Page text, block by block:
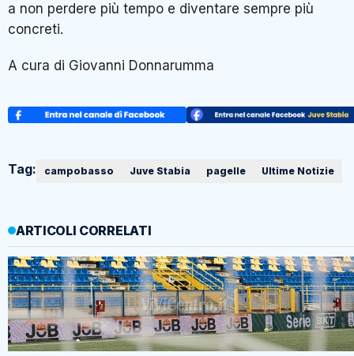
a non perdere più tempo e diventare sempre più
concreti.
A cura di Giovanni Donnarumma
Tag: campobasso Juve Stabia pagelle Ultime Notizie
ARTICOLI CORRELATI